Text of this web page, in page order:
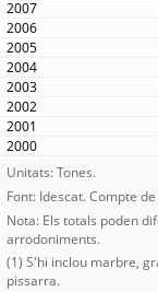
Unitats: Tones.
Font: Idescat. Compte
Nota: Els totals poden
arrodoniments.
(1) S'hi inclou marbre,
pissarra.